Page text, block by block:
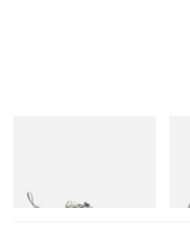
立刻购入